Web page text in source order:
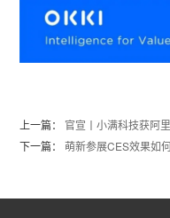
上一篇： 官宣丨小满科技获阿
下一篇：
萌新参展CES效果如